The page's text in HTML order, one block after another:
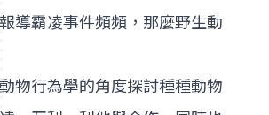
導霸凌事件頻頻，那麼野生動
物行為學的角度探討種種動物